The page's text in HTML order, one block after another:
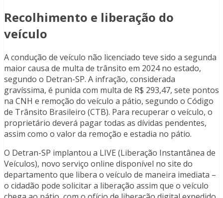
Recolhimento e liberação do
veículo
A condução de veículo não licenciado teve sido a segunda
maior causa de multa de trânsito em 2024 no estado,
segundo o Detran-SP. A infração, considerada
gravíssima, é punida com multa de R$ 293,47, sete pontos
na CNH e remoção do veículo a pátio, segundo o Código
de Trânsito Brasileiro (CTB). Para recuperar o veículo, o
proprietário deverá pagar todas as dívidas pendentes,
assim como o valor da remoção e estadia no pátio.
O Detran-SP implantou a LIVE (Liberação Instantânea de
Veículos), novo serviço online disponível no site do
departamento que libera o veículo de maneira imediata –
o cidadão pode solicitar a liberação assim que o veículo